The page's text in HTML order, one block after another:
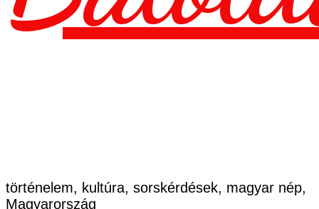
történelem, kultúra, sorskérdések, magyar nép,
Magyarország